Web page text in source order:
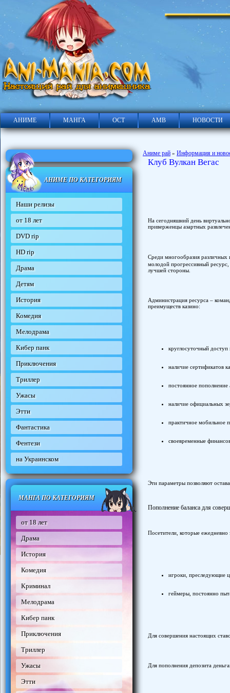
АНИМЕ МАНГА ОСТ АМВ НОВОСТИ
АНИМЕ ПО КАТЕГОРИЯМ
Наши релизы
от 18 лет
DVD rip
HD rip
Драма
Детям
История
Комедия
Мелодрама
Кибер панк
Приключения
Триллер
Ужасы
Этти
Фантастика
Фентези
на Украинском
МАНГА ПО КАТЕГОРИЯМ
от 18 лет
Драма
История
Комедия
Криминал
Мелодрама
Кибер панк
Приключения
Триллер
Ужасы
Этти
Аниме рай » Информация и
Клуб Вулкан Вегас
На сегодняшний день
приверженцы азартных
Среди многообразия различных
молодой прогрессивный
лучшей стороны.
Администрация ресурса –
преимуществ казино:
круглосуточный доступ
наличие сертификатов
постоянное пополнение
наличие официальных
практичное мобильное
своевременные
Эти параметры позволяют
Пополнение баланса для
Посетители, которые ежедневно
игроки, преследующие
геймеры, постоянно
Для совершения настоящих
Для пополнения депозита